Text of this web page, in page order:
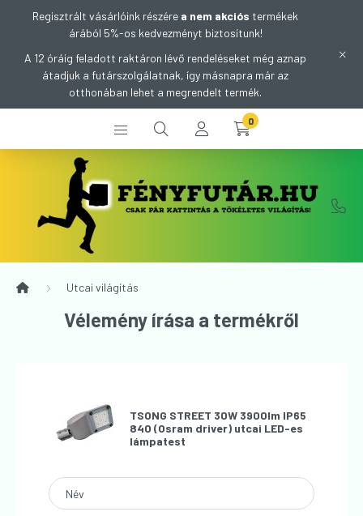
Regisztrált vásárlóink részére a nem akciós termékek
árából 5%-os kedvezményt biztosítunk!
A 12 óráig feladott raktáron lévő rendeléseket még aznap
átadjuk a futárszolgálatnak, így másnapra már az
otthonában lehet a megrendelt termék.
0
Utcai világítás
Vélemény írása a termékről
TSONG STREET 30W 3900lm IP65
840 (Osram driver) utcai LED-es
lámpatest
Név